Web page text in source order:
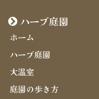
ハーブ庭園
ホーム
ハーブ庭園
大温室
庭園の歩き方